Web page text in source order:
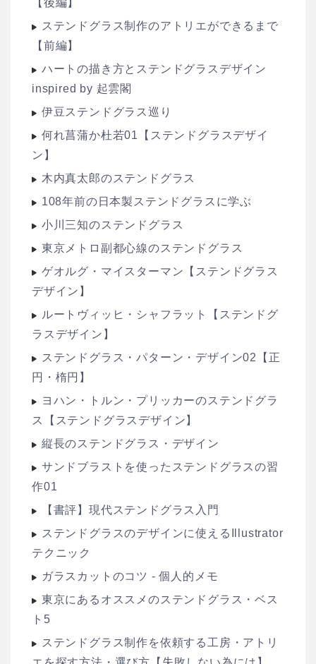
【後編】
ステンドグラス制作のアトリエができるまで
【前編】
ハートの描き方とステンドグラスデザイン
inspired by 起雲閣
伊豆ステンドグラス巡り
何れ菖蒲か杜若01【ステンドグラスデザイ
ン】
木内真太郎のステンドグラス
108年前の日本製ステンドグラスに学ぶ
小川三知のステンドグラス
東京メトロ副都心線のステンドグラス
ゲオルグ・マイスターマン【ステンドグラス
デザイン】
ルートヴィッヒ・シャフラット【ステンドグ
ラスデザイン】
ステンドグラス・パターン・デザイン02【正
円・楕円】
ヨハン・トルン・プリッカーのステンドグラ
ス【ステンドグラスデザイン】
縦長のステンドグラス・デザイン
サンドブラストを使ったステンドグラスの習
作01
【書評】現代ステンドグラス入門
ステンドグラスのデザインに使えるIllustrator
テクニック
ガラスカットのコツ - 個人的メモ
東京にあるオススメのステンドグラス・ベス
ト5
ステンドグラス制作を依頼する工房・アトリ